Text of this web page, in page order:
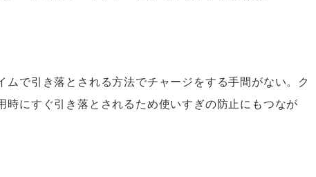
ムで引き落とされる方法でチャージをする手間がない。ク
時にすぐ引き落とされるため使いすぎの防止にもつなが